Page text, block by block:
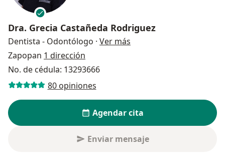
Dra. Grecia Castañeda Rodriguez
Dentista - Odontólogo · Ver más
Zapopan 1 dirección
No. de cédula: 13293666
80 opiniones
Agendar cita
Enviar mensaje